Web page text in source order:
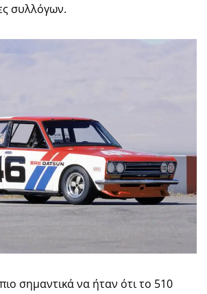
συλλόγων.
σημαντικά να ήταν ότι το 510